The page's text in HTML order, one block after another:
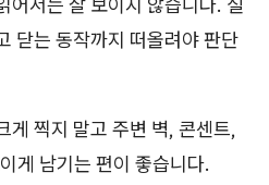
닫는 동작까지 떠올려야 판단
게 찍지 말고 주변 벽, 콘센트,
게 남기는 편이 좋습니다.